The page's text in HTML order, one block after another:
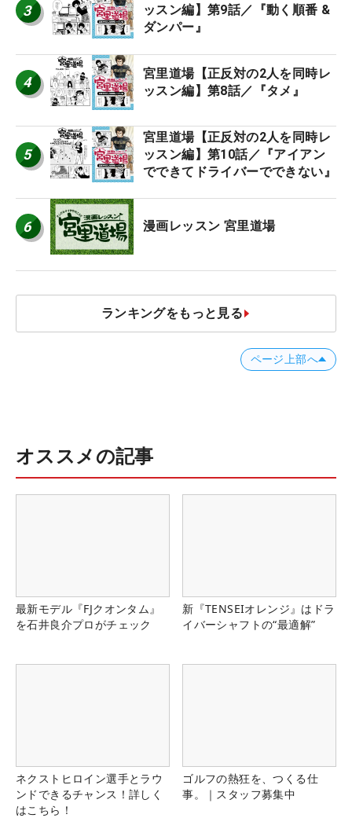
3
ッスン編】第9話／『動く順番 &
ダンパー』
4
宮里道場【正反対の2人を同時レ
ッスン編】第8話／『タメ』
5
宮里道場【正反対の2人を同時レ
ッスン編】第10話／『アイアン
でできてドライバーでできない』
6 漫画レッスン 宮里道場
ランキングをもっと見る
ページ上部へ
オススメの記事
最新モデル『FJクオンタム』
を石井良介プロがチェック
新『TENSEIオレンジ』はドラ
イバーシャフトの“最適解”
ネクストヒロイン選手とラウ
ンドできるチャンス！詳しく
はこちら！
ゴルフの熱狂を、つくる仕
事。｜スタッフ募集中